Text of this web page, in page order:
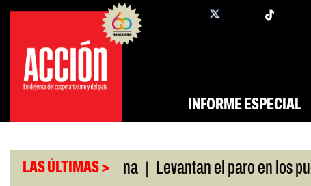
Saltar
contenido
facebook
INFORME ESPECIAL
LAS ÚLTIMAS >
con China | Levantan el paro en los puertos |